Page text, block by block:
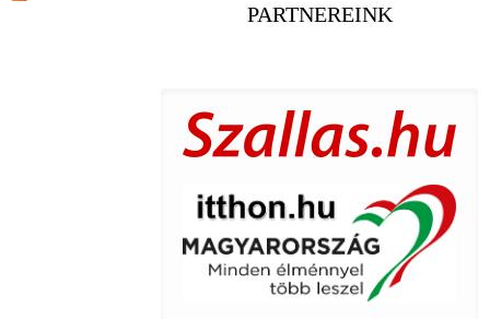
PARTNEREINK